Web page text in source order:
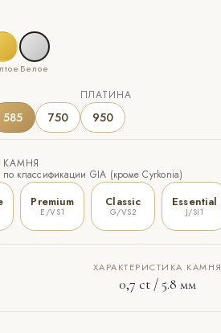
Белое
585 750
ПЛАТИНА
950
КАМНЯ
классификации GIA (кроме Cyrkonia)
Premium
E/VS1
Classic
G/VS2
Essential
J/SI1
ХАРАКТЕРИСТИКА КАМНЯ
0,7 ct / 5.8 мм